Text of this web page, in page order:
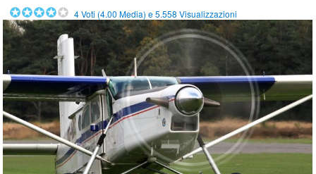
4Voti (4.00 Media) e5.558 Visualizzazioni